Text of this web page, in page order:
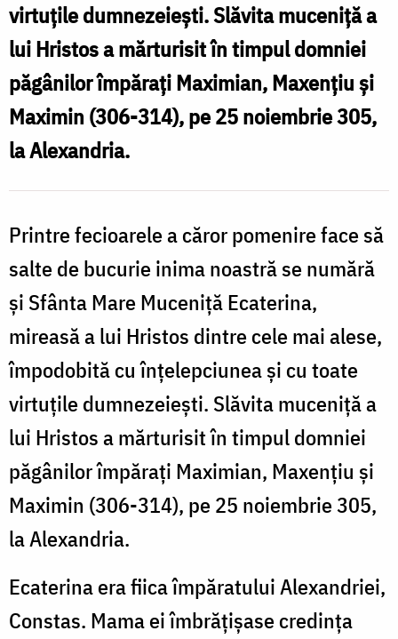
vir­tu­țile dum­nezeiești. Slăvita muceniță a
lui Hristos a mărturisit în timpul domniei
păgânilor îm­părați Maximian, Maxențiu și
Maximin (306-314), pe 25 noiembrie 305,
la Alexandria.
Printre fecioarele a căror pomenire face să
salte de bucurie inima noastră se numără
și Sfânta Mare Muceniță Ecaterina,
mireasă a lui Hristos dintre cele mai alese,
împo­dobită cu înțelepciunea și cu toate
vir­tu­țile dum­nezeiești. Slăvita muceniță a
lui Hristos a mărturisit în timpul domniei
păgânilor îm­părați Maximian, Maxențiu și
Maximin (306-314), pe 25 noiembrie 305,
la Alexandria.
Ecaterina era fiica împăratului Alexan­driei,
Constas. Mama ei îmbrățișase cre­dința